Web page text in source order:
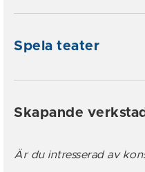
Spela teater
Skapande verkstad
Är du intresserad av